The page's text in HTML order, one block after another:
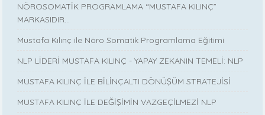
NÖROSOMATİK PROGRAMLAMA “MUSTAFA KILINÇ”
MARKASIDIR…
Mustafa Kılınç ile Nöro Somatik Programlama Eğitimi
NLP LİDERİ MUSTAFA KILINÇ - YAPAY ZEKANIN TEMELİ: NLP
MUSTAFA KILINÇ İLE BİLİNÇALTI DÖNÜŞÜM STRATEJİSİ
MUSTAFA KILINÇ İLE DEĞİŞİMİN VAZGEÇİLMEZİ NLP